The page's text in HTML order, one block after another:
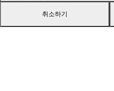
취소하기